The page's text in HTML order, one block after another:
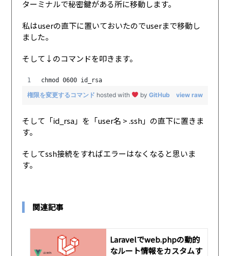
ターミナルで秘密鍵がある所に移動します。
私はuserの直下に置いておいたのでuserまで移動し
ました。
そして↓のコマンドを叩きます。
chmod 0600 id_rsa
view raw
権限を変更するコマンド hosted with byGitHub
そして「id_rsa」を「user名 > .ssh」の直下に置きま
す。
そしてssh接続をすればエラーはなくなると思いま
す。
関連記事
Laravelでweb.phpの動的
なルート情報をカスタムす